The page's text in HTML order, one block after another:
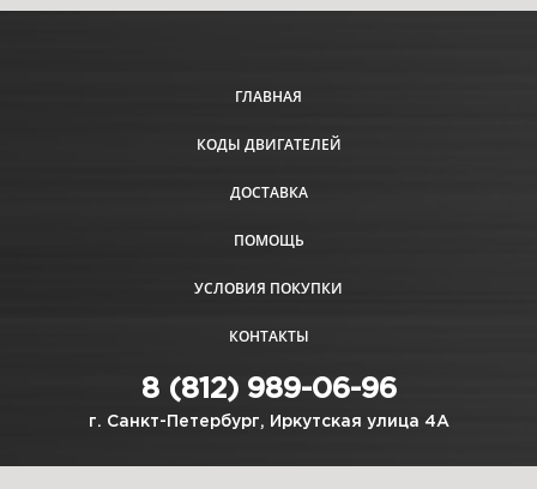
ГЛАВНАЯ
КОДЫ ДВИГАТЕЛЕЙ
ДОСТАВКА
ПОМОЩЬ
УСЛОВИЯ ПОКУПКИ
КОНТАКТЫ
8 (812) 989-06-96
г. Санкт-Петербург, Иркутская улица 4А